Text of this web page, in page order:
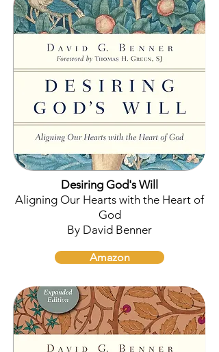
Desiring God's Will
Aligning Our Hearts with the Heart of
God
By David Benner
Amazon